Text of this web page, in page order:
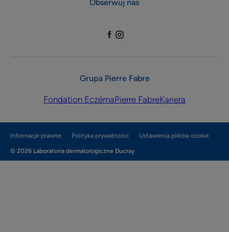
Obserwuj nas
Grupa Pierre Fabre
Fondation EczémaPierre FabreKariera
Informacje prawne Polityka prywatności Ustawienia plików cookie
© 2026 Laboratoria dermatologiczne Ducray